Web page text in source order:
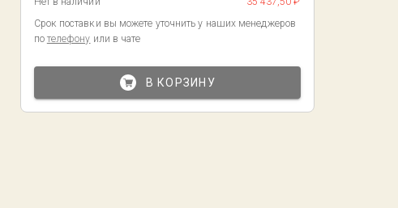
Срок поставки вы можете уточнить у наших менеджеров
по телефону или в чате
В КОРЗИНУ